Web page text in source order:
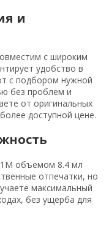
и
с широким
удобство в
с подбором нужной
без проблем и
от оригинальных
доступной цене.
объемом 8.4 мл
отпечатки, но
максимальный
без ущерба для